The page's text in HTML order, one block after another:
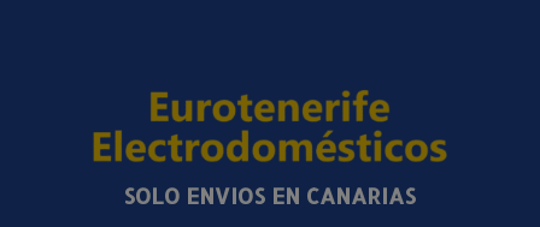
SOLO ENVIOS EN CANARIAS